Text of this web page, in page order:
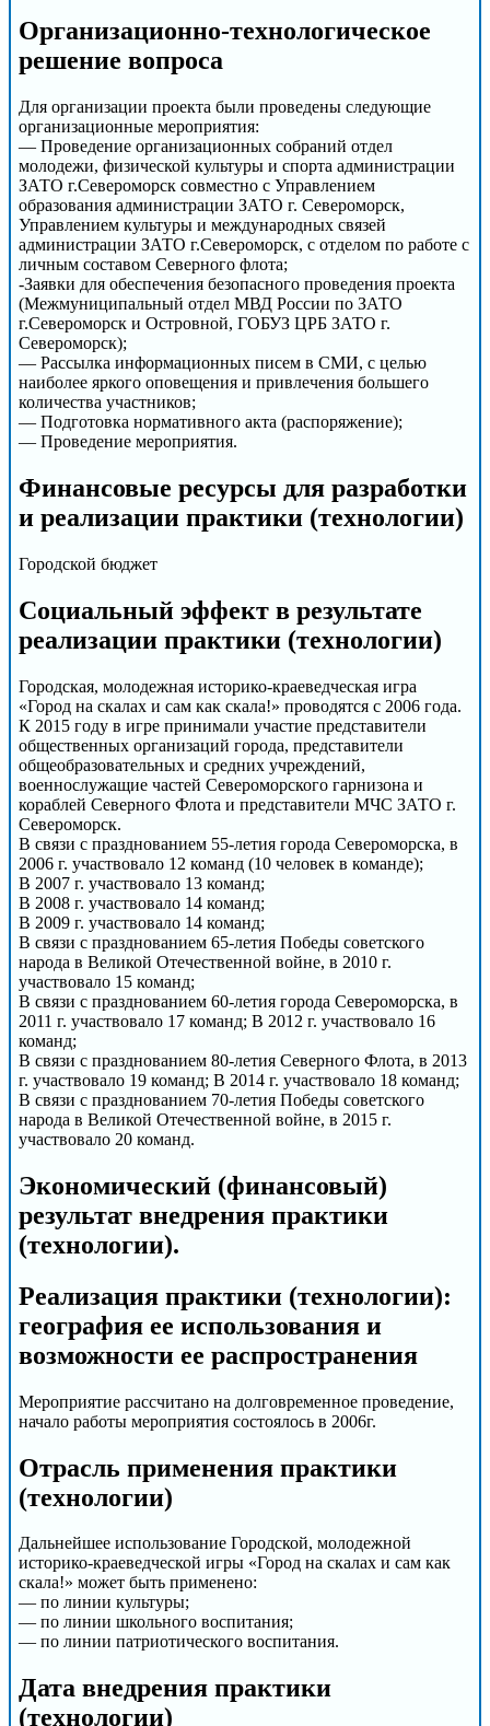
Организационно-технологическое
решение вопроса
Для организации проекта были проведены следующие
организационные мероприятия:
— Проведение организационных собраний отдел
молодежи, физической культуры и спорта администрации
ЗАТО г.Североморск совместно с Управлением
образования администрации ЗАТО г. Североморск,
Управлением культуры и международных связей
администрации ЗАТО г.Североморск, с отделом по работе с
личным составом Северного флота;
-Заявки для обеспечения безопасного проведения проекта
(Межмуниципальный отдел МВД России по ЗАТО
г.Североморск и Островной, ГОБУЗ ЦРБ ЗАТО г.
Североморск);
— Рассылка информационных писем в СМИ, с целью
наиболее яркого оповещения и привлечения большего
количества участников;
— Подготовка нормативного акта (распоряжение);
— Проведение мероприятия.
Финансовые ресурсы для разработки
и реализации практики (технологии)
Городской бюджет
Социальный эффект в результате
реализации практики (технологии)
Городская, молодежная историко-краеведческая игра
«Город на скалах и сам как скала!» проводятся с 2006 года.
К 2015 году в игре принимали участие представители
общественных организаций города, представители
общеобразовательных и средних учреждений,
военнослужащие частей Североморского гарнизона и
кораблей Северного Флота и представители МЧС ЗАТО г.
Североморск.
В связи с празднованием 55-летия города Североморска, в
2006 г. участвовало 12 команд (10 человек в команде);
В 2007 г. участвовало 13 команд;
В 2008 г. участвовало 14 команд;
В 2009 г. участвовало 14 команд;
В связи с празднованием 65-летия Победы советского
народа в Великой Отечественной войне, в 2010 г.
участвовало 15 команд;
В связи с празднованием 60-летия города Североморска, в
2011 г. участвовало 17 команд; В 2012 г. участвовало 16
команд;
В связи с празднованием 80-летия Северного Флота, в 2013
г. участвовало 19 команд; В 2014 г. участвовало 18 команд;
В связи с празднованием 70-летия Победы советского
народа в Великой Отечественной войне, в 2015 г.
участвовало 20 команд.
Экономический (финансовый)
результат внедрения практики
(технологии).
Реализация практики (технологии):
география ее использования и
возможности ее распространения
Мероприятие рассчитано на долговременное проведение,
начало работы мероприятия состоялось в 2006г.
Отрасль применения практики
(технологии)
Дальнейшее использование Городской, молодежной
историко-краеведческой игры «Город на скалах и сам как
скала!» может быть применено:
— по линии культуры;
— по линии школьного воспитания;
— по линии патриотического воспитания.
Дата внедрения практики
(технологии)